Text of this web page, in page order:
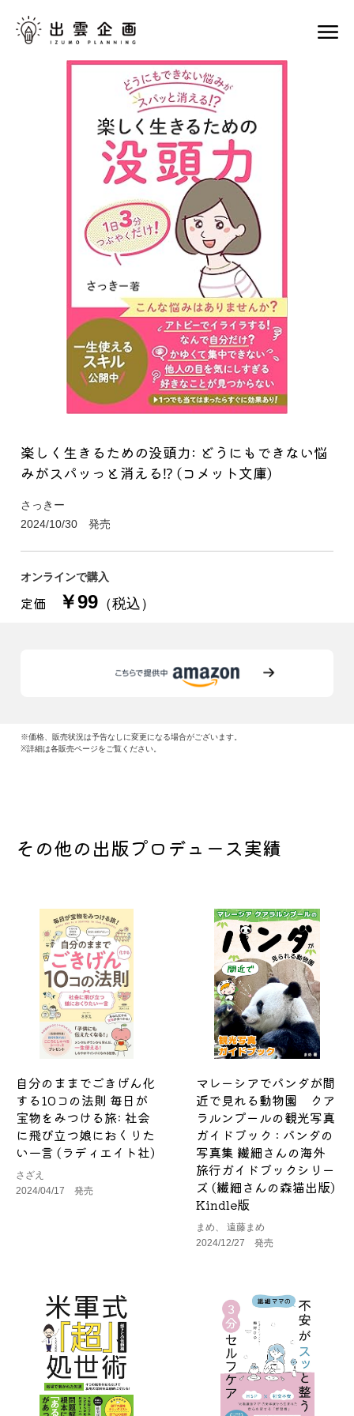
楽しく生きるための没頭力: どうにもできない悩
みがスパッっと消える⁉︎ (コメット文庫)
さっきー
2024/10/30 発売
オンラインで購入
定価 ￥99 （税込）
※価格、販売状況は予告なしに変更になる場合がございます。
※詳細は各販売ページをご覧ください。
その他の出版プロデュース実績
自分のままでごきげん化
する10コの法則 毎日が
宝物をみつける旅: 社会
に飛び立つ娘におくりた
い一言 (ラディエイト社)
さざえ
2024/04/17 発売
マレーシアでパンダが間
近で見れる動物園 クア
ラルンプールの観光写真
ガイドブック : パンダの
写真集 繊細さんの海外
旅行ガイドブックシリー
ズ (繊細さんの森猫出版)
Kindle版
まめ、 遠藤まめ
2024/12/27 発売